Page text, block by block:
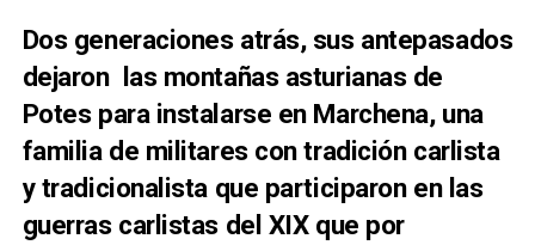
Dos generaciones atrás, sus antepasados
dejaron las montañas asturianas de
Potes para instalarse en Marchena, una
familia de militares con tradición carlista
y tradicionalista que participaron en las
guerras carlistas del XIX que por